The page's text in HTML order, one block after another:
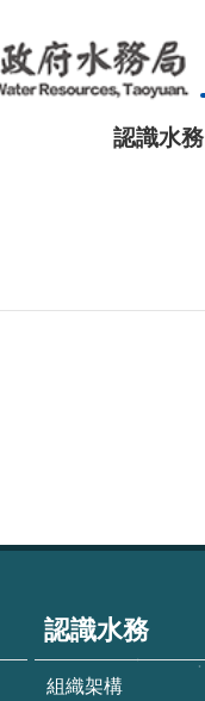
認識水務
認識水務
組織架構